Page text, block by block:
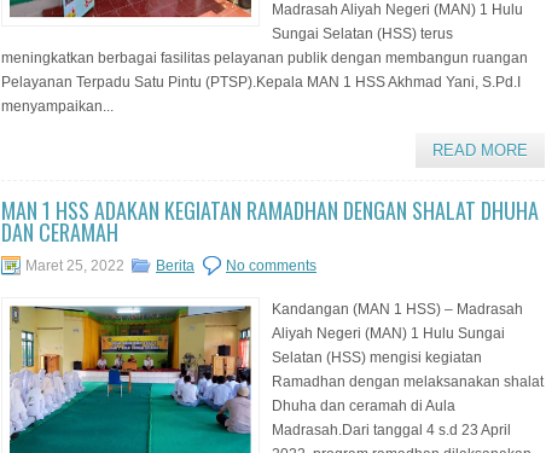
Madrasah Aliyah Negeri (MAN) 1 Hulu
Sungai Selatan (HSS) terus
meningkatkan berbagai fasilitas pelayanan publik dengan membangun ruangan
Pelayanan Terpadu Satu Pintu (PTSP).Kepala MAN 1 HSS Akhmad Yani, S.Pd.I
menyampaikan...
READ MORE
MAN 1 HSS ADAKAN KEGIATAN RAMADHAN DENGAN SHALAT DHUHA
DAN CERAMAH
Maret 25, 2022 Berita No comments
Kandangan (MAN 1 HSS) – Madrasah
Aliyah Negeri (MAN) 1 Hulu Sungai
Selatan (HSS) mengisi kegiatan
Ramadhan dengan melaksanakan shalat
Dhuha dan ceramah di Aula
Madrasah.Dari tanggal 4 s.d 23 April